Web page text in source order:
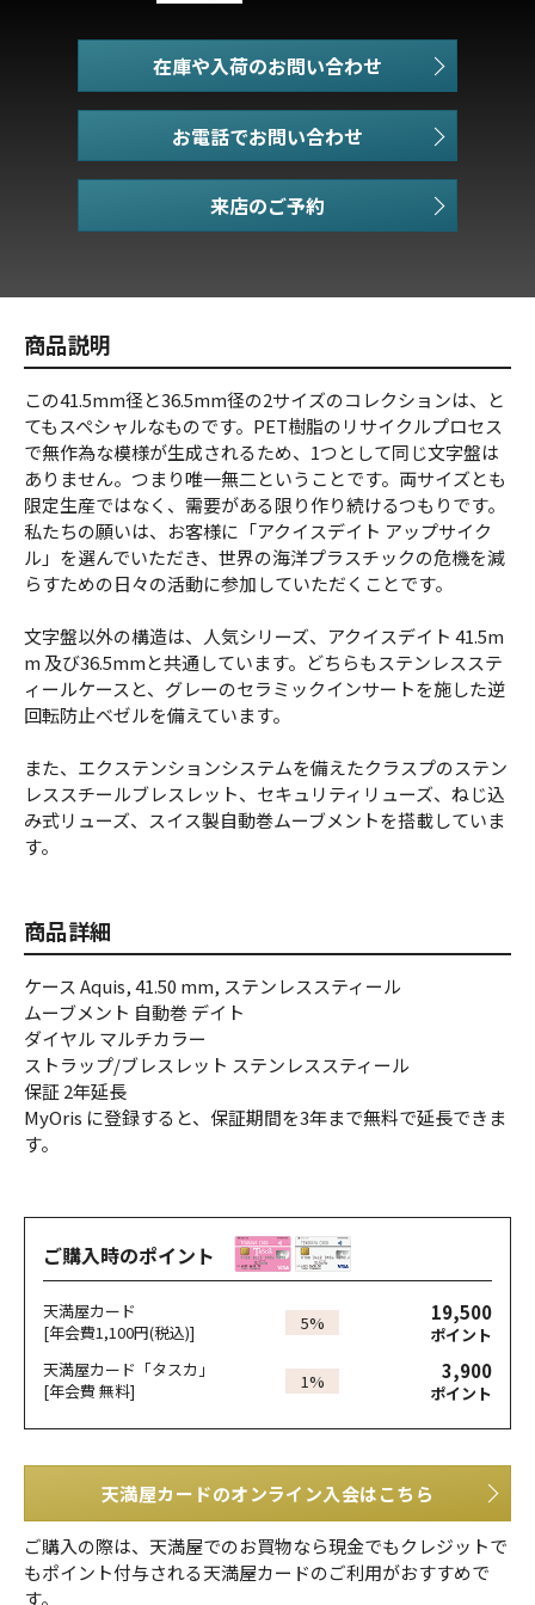
在庫や入荷のお問い合わせ
お電話でお問い合わせ
商品説明
この41.5mm径と36.5mm径の2サイズのコレクションは、と
てもスペシャルなものです。PET樹脂のリサイクルプロセス
で無作為な模様が生成されるため、1つとして同じ文字盤は
ありません。つまり唯一無二ということです。両サイズとも
限定生産ではなく、需要がある限り作り続けるつもりです。
私たちの願いは、お客様に「アクイスデイト アップサイク
ル」を選んでいただき、世界の海洋プラスチックの危機を減
らすための日々の活動に参加していただくことです。
文字盤以外の構造は、人気シリーズ、アクイスデイト 41.5m
m 及び36.5mmと共通しています。どちらもステンレスステ
ィールケースと、グレーのセラミックインサートを施した逆
回転防止ベゼルを備えています。
また、エクステンションシステムを備えたクラスプのステン
レススチールブレスレット、セキュリティリューズ、ねじ込
み式リューズ、スイス製自動巻ムーブメントを搭載していま
す。
商品詳細
ケース Aquis, 41.50 mm, ステンレススティール
ムーブメント 自動巻 デイト
ダイヤル マルチカラー
ストラップ/ブレスレット ステンレススティール
保証 2年延長
MyOris に登録すると、保証期間を3年まで無料で延長できま
す。
ご購入時のポイント
天満屋カード
[年会費1,100円(税込)]
5% 19,500
ポイント
天満屋カード「タスカ」
[年会費 無料]
1% 3,900
ポイント
天満屋カードのオンライン入会はこちら
ご購入の際は、天満屋でのお買物なら現金でもクレジットで
もポイント付与される天満屋カードのご利用がおすすめで
す。